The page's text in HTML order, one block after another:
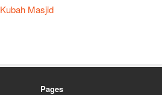
Kubah Masjid
Pages